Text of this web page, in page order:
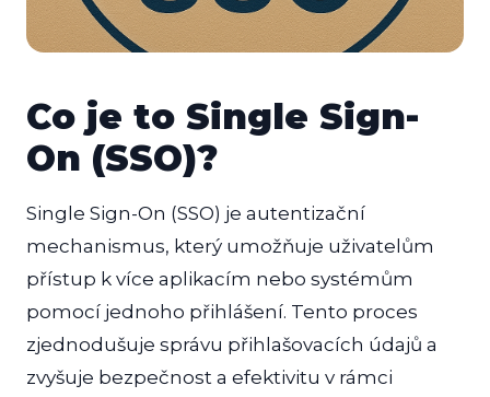
Co je to Single Sign-
On (SSO)?
Single Sign-On (SSO) je autentizační
mechanismus, který umožňuje uživatelům
přístup k více aplikacím nebo systémům
pomocí jednoho přihlášení. Tento proces
zjednodušuje správu přihlašovacích údajů a
zvyšuje bezpečnost a efektivitu v rámci